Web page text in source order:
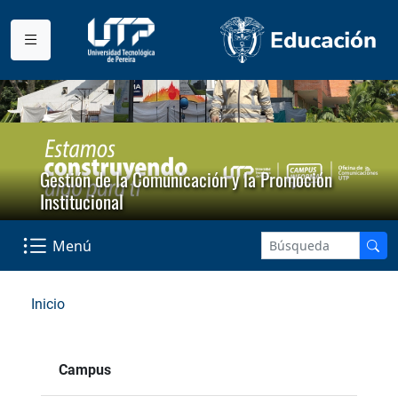
Gestión de la Comunicación y la Promoción
Institucional
Menú
Inicio
Campus